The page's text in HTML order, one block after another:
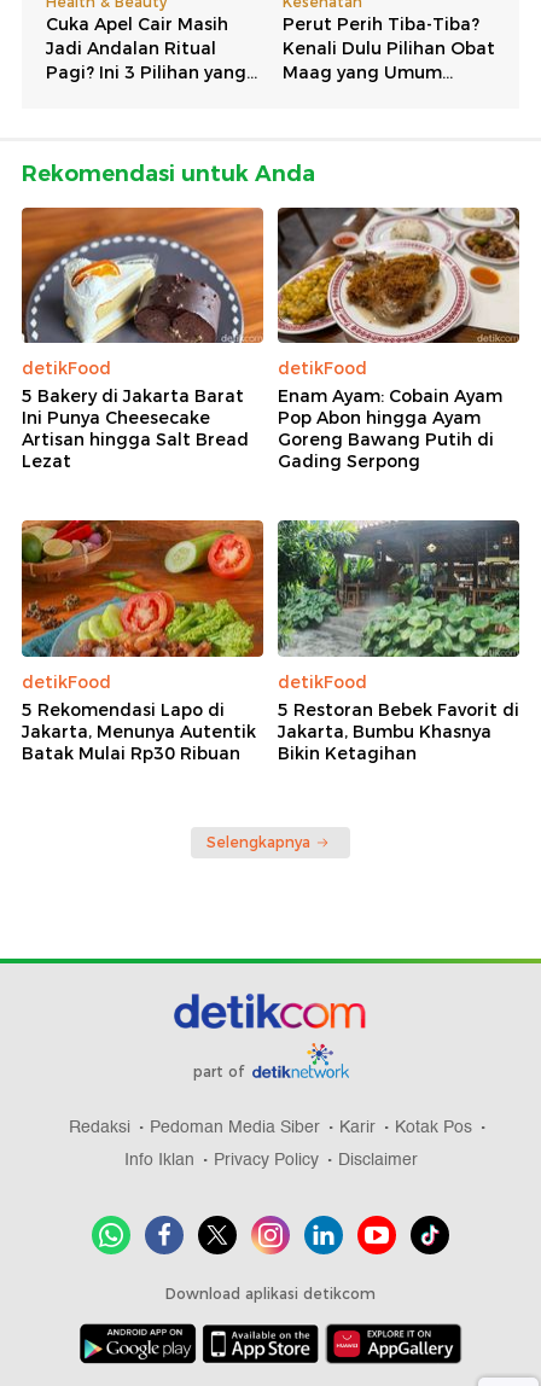
Rekomendasi untuk Anda
detikFood
5 Bakery di Jakarta Barat
Ini Punya Cheesecake
Artisan hingga Salt Bread
Lezat
detikFood
Enam Ayam: Cobain Ayam
Pop Abon hingga Ayam
Goreng Bawang Putih di
Gading Serpong
detikFood
5 Rekomendasi Lapo di
Jakarta, Menunya Autentik
Batak Mulai Rp30 Ribuan
detikFood
5 Restoran Bebek Favorit di
Jakarta, Bumbu Khasnya
Bikin Ketagihan
Selengkapnya
part of
Redaksi Pedoman Media Siber Karir
Kotak Pos
Info Iklan
Privacy Policy Disclaimer
Download aplikasi detikcom